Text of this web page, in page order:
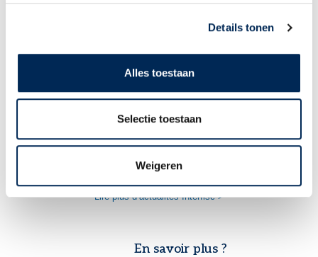
Details tonen
Alles toestaan
Selectie toestaan
Weigeren
Lire plus d’actualités Interfisc >
En savoir plus ?